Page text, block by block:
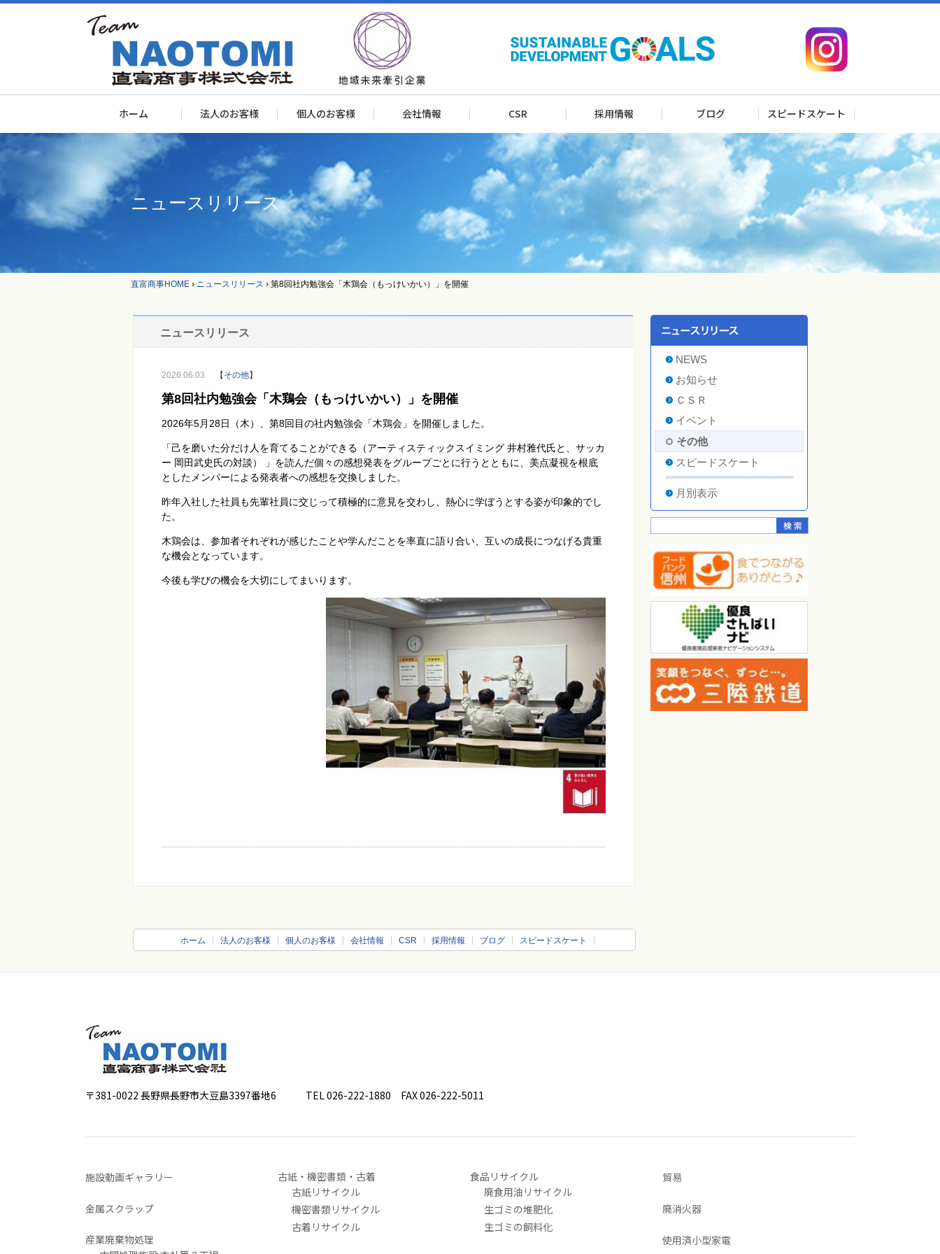
ホーム 法人のお客様 個人のお客様 会社情報 CSR 採用情報 ブログ スピードスケート
ニュースリリース
直富商事HOME › ニュースリリース › 第8回社内勉強会「木鶏会（もっけいかい）」を開催
ニュースリリース
2026.06.03 【 その他】
第8回社内勉強会「木鶏会（もっけいかい）」を開催
2026年5月 28日（木）、第8回目の社内勉強会「木鶏会」を開催しました。
「己を磨いた分だけ人を育てることができる（アーティスティックスイミング 井村雅代氏と、サッカ
ー 岡田武史氏の対談） 」を読んだ個々の感想発表をグループごとに行うとともに、美点凝視を根底
としたメンバーによる発表者への感想を交換しました。
昨年入社した社員も先輩社員に交じって積極的に意見を交わし、熱心に学ぼうとする姿が印象的でし
た。
木鶏会は、参加者それぞれが感じたことや学んだことを率直に語り合い、互いの成長につなげる貴重
な機会となっています。
今後も学びの機会を大切にしてまいります。
NEWS
お知らせ
ＣＳＲ
イベント
その他
スピードスケート
月別表示
ホーム 法人のお客様 個人のお客様 会社情報 CSR 採用情報 ブログ スピードスケート
〒381-0022 長野県長野市大豆島3397番地6 TEL 026-222-1880 FAX 026-222-5011
施設動画ギャラリー
金属スクラップ
産業廃棄物処理
古紙・機密書類・古着
古紙リサイクル
機密書類リサイクル
古着リサイクル
食品リサイクル
廃食用油リサイクル
生ゴミの堆肥化
生ゴミの飼料化
貿易
廃消火器
使用済小型家電